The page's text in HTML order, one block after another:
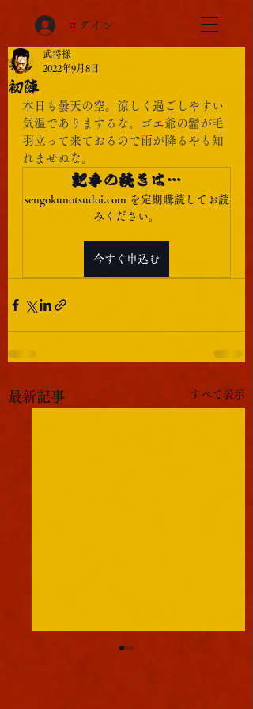
ログイン
初陣
武将様
2022年9月8日
本日も曇天の空。涼しく過ごしやすい
気温でありまするな。ゴエ爺の髷が毛
羽立って来ておるので雨が降るやも知
れませぬな。
記事の続きは…
sengokunotsudoi.com を定期購読してお読
みください。
今すぐ申込む
最新記事 すべて表示